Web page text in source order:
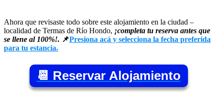
Ahora que revisaste todo sobre este alojamiento en la ciudad –
localidad de Termas de Río Hondo, ¡completa tu reserva antes que
se llene al 100%!. 📌Presiona acá y selecciona la fecha preferida
para tu estancia.
📆 Reservar Alojamiento